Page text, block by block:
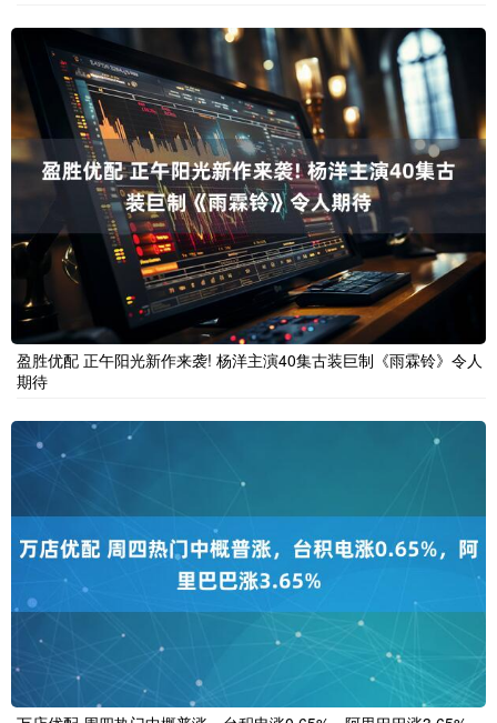
盈胜优配 正午阳光新作来袭! 杨洋主演40集古装巨制《雨霖铃》令人
期待